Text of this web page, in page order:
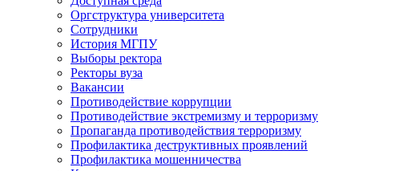
Оргструктура университета
Сотрудники
История МГПУ
Выборы ректора
Ректоры вуза
Вакансии
Противодействие коррупции
Противодействие экстремизму и терроризму
Пропаганда противодействия терроризму
Профилактика деструктивных проявлений
Профилактика мошенничества